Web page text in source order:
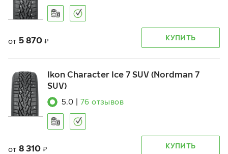
от 5 870 ₽ КУПИТЬ
Ikon Character Ice 7 SUV (Nordman 7
SUV)
5.0 76 отзывов
от 8 310 ₽ КУПИТЬ